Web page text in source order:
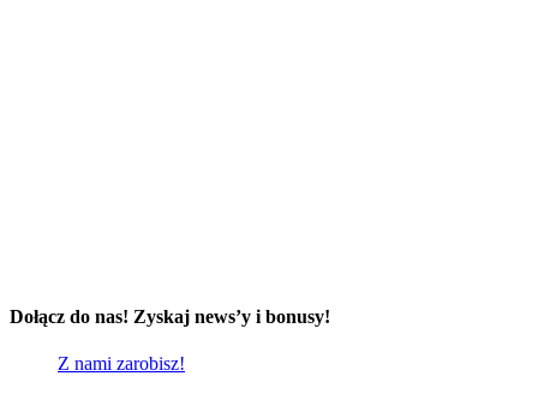
Dołącz do nas! Zyskaj news’y i bonusy!
Z nami zarobisz!